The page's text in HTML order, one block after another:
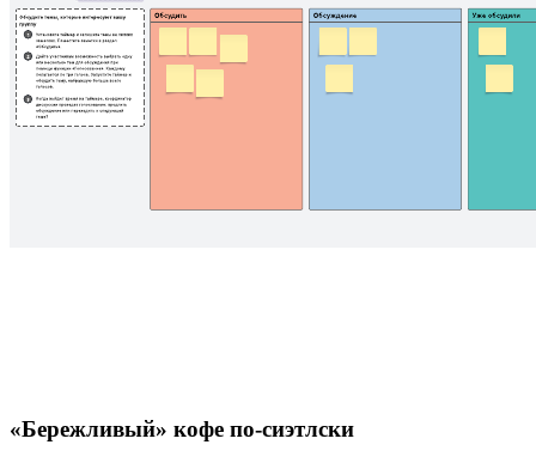
«Бережливый» кофе по-сиэтлски